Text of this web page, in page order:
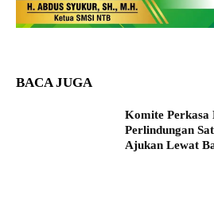
BACA JUGA
Komite Perkasa
Perlindungan
Ajukan Lewat